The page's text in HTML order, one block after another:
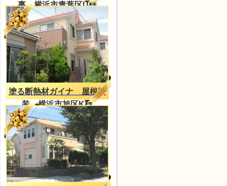
事 横浜市青葉区U様
塗る断熱材ガイナ 屋根塗
装 横浜市旭区K様